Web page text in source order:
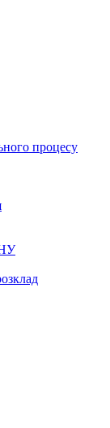
процесу